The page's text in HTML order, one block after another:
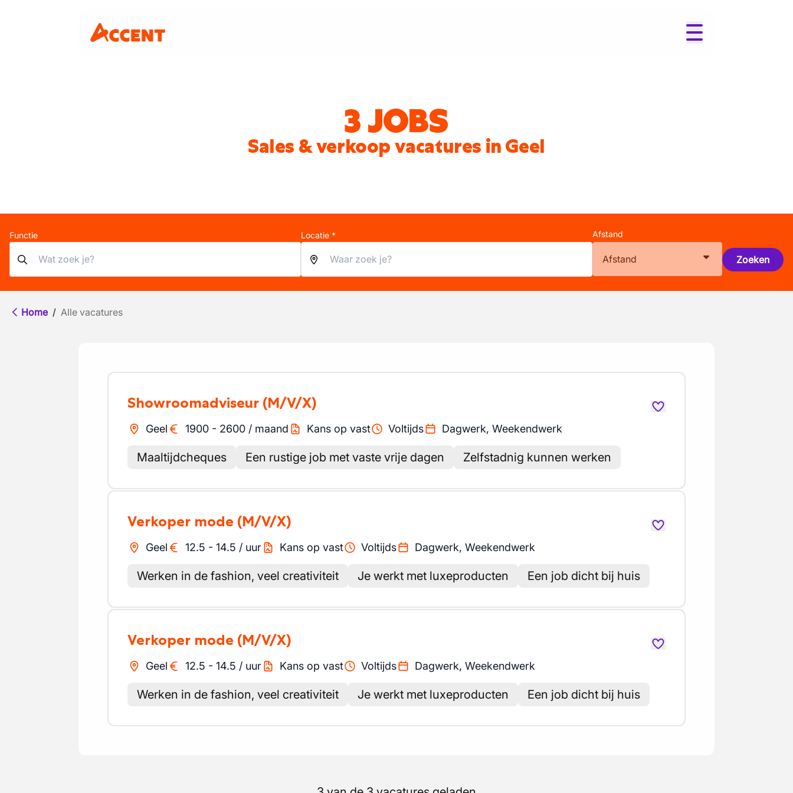
3 JOBS
Sales & verkoop vacatures in Geel
Functie Locatie * Afstand
Afstand Zoeken
Home / Alle vacatures
Showroomadviseur (M/V/X)
Geel 1900 - 2600 / maand Kans op vast Voltijds Dagwerk, Weekendwerk
Maaltijdcheques Een rustige job met vaste vrije dagen Zelfstadnig kunnen werken
Verkoper mode (M/V/X)
Geel 12.5 - 14.5 / uur Kans op vast Voltijds Dagwerk, Weekendwerk
Werken in de fashion, veel creativiteit Je werkt met luxeproducten Een job dicht bij huis
Verkoper mode (M/V/X)
Geel 12.5 - 14.5 / uur Kans op vast Voltijds Dagwerk, Weekendwerk
Werken in de fashion, veel creativiteit Je werkt met luxeproducten Een job dicht bij huis